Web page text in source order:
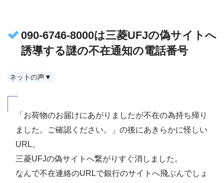
090-6746-8000は三菱UFJの偽サイトへ
誘導する謎の不在通知の電話番号
ネットの声▼
「お荷物のお届けにあがりましたが不在の為持ち帰り
ました。ご確認ください。」の後にあきらかに怪しい
URL。
三菱UFJの偽サイトへ繋がりすぐ消しました。
なんで不在連絡のURLで銀行のサイトへ飛ぶんでしょ